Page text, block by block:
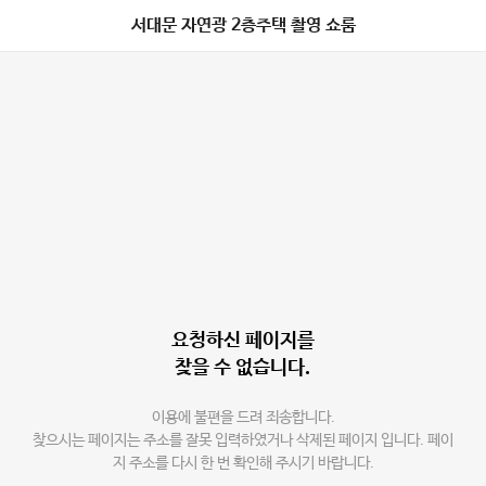
서대문 자연광 2층주택 촬영 쇼룸
요청하신 페이지를
찾을 수 없습니다.
이용에 불편을 드려 죄송합니다.
찾으시는 페이지는 주소를 잘못 입력하였거나 삭제된 페이지 입니다. 페이
지 주소를 다시 한 번 확인해 주시기 바랍니다.